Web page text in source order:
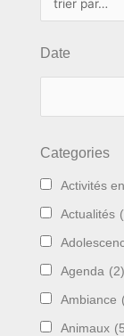
Date
Categories
Activités
Actualités
Agenda (2)
Ambiance
Animaux